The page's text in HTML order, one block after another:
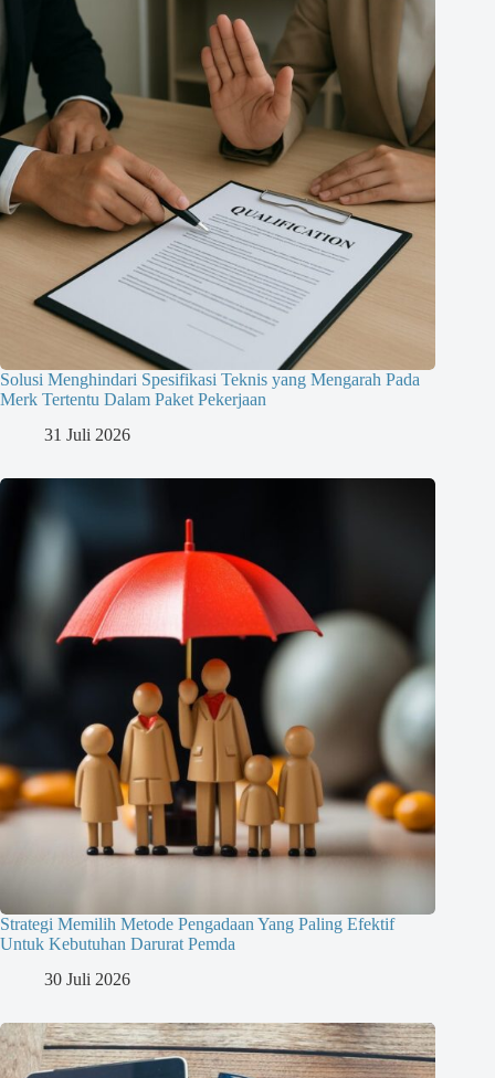
Solusi Menghindari Spesifikasi Teknis yang Mengarah Pada
Merk Tertentu Dalam Paket Pekerjaan
31 Juli 2026
Strategi Memilih Metode Pengadaan Yang Paling Efektif
Untuk Kebutuhan Darurat Pemda
30 Juli 2026